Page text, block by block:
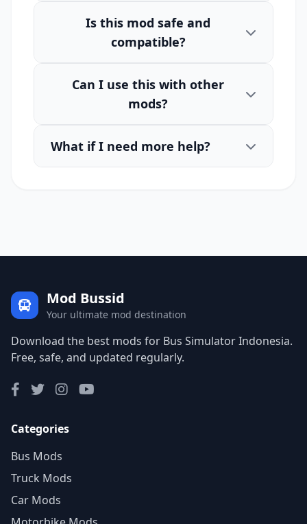
Is this mod safe and
compatible?
Can I use this with other
mods?
What if I need more help?
Mod Bussid
Your ultimate mod destination
Download the best mods for Bus Simulator Indonesia.
Free, safe, and updated regularly.
Categories
Bus Mods
Truck Mods
Car Mods